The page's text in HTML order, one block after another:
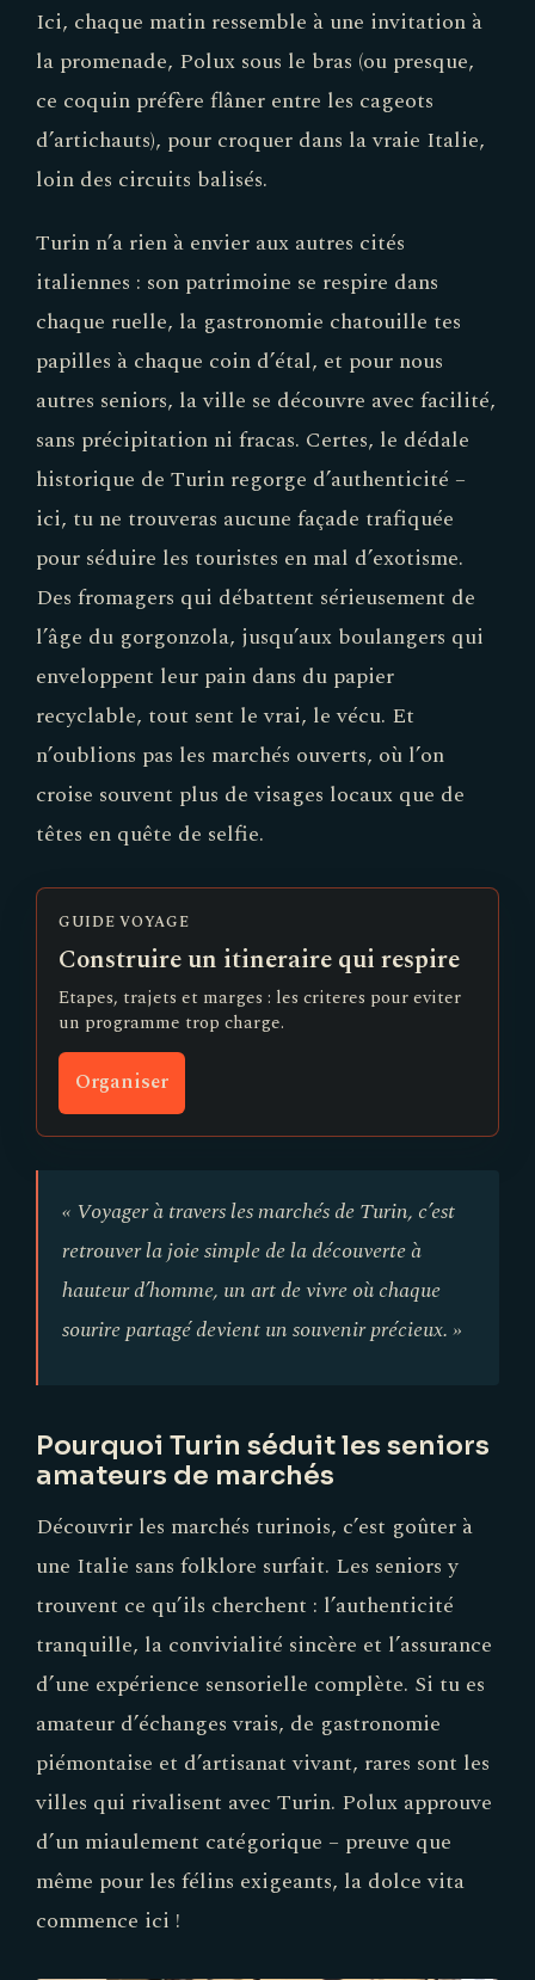
Ici, chaque matin ressemble à une invitation à
la promenade, Polux sous le bras (ou presque,
ce coquin préfère flâner entre les cageots
d’artichauts), pour croquer dans la vraie Italie,
loin des circuits balisés.
Turin n’a rien à envier aux autres cités
italiennes : son patrimoine se respire dans
chaque ruelle, la gastronomie chatouille tes
papilles à chaque coin d’étal, et pour nous
autres seniors, la ville se découvre avec facilité,
sans précipitation ni fracas. Certes, le dédale
historique de Turin regorge d’authenticité –
ici, tu ne trouveras aucune façade trafiquée
pour séduire les touristes en mal d’exotisme.
Des fromagers qui débattent sérieusement de
l’âge du gorgonzola, jusqu’aux boulangers qui
enveloppent leur pain dans du papier
recyclable, tout sent le vrai, le vécu. Et
n’oublions pas les marchés ouverts, où l’on
croise souvent plus de visages locaux que de
têtes en quête de selfie.
GUIDE VOYAGE
Construire un itineraire qui respire
Etapes, trajets et marges : les criteres pour eviter
un programme trop charge.
Organiser
« Voyager à travers les marchés de Turin, c’est
retrouver la joie simple de la découverte à
hauteur d’homme, un art de vivre où chaque
sourire partagé devient un souvenir précieux. »
Pourquoi Turin séduit les seniors
amateurs de marchés
Découvrir les marchés turinois, c’est goûter à
une Italie sans folklore surfait. Les seniors y
trouvent ce qu’ils cherchent : l’authenticité
tranquille, la convivialité sincère et l’assurance
d’une expérience sensorielle complète. Si tu es
amateur d’échanges vrais, de gastronomie
piémontaise et d’artisanat vivant, rares sont les
villes qui rivalisent avec Turin. Polux approuve
d’un miaulement catégorique – preuve que
même pour les félins exigeants, la dolce vita
commence ici !